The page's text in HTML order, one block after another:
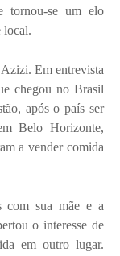
tornou-se um elo
local.
Em entrevista
chegou no Brasil
após o país ser
Belo Horizonte,
a vender comida
com sua mãe e a
o interesse de
em outro lugar.